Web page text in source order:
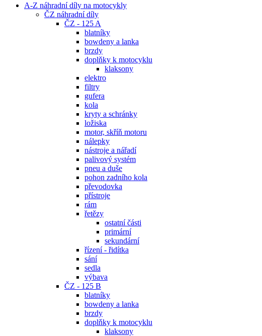
A-Z náhradní díly na motocykly
ČZ náhradní díly
ČZ - 125 A
blatníky
bowdeny a lanka
brzdy
doplňky k motocyklu
klaksony
elektro
filtry
gufera
kola
kryty a schránky
ložiska
motor, skříň motoru
nálepky
nástroje a nářadí
palivový systém
pneu a duše
pohon zadního kola
převodovka
přístroje
rám
řetězy
ostatní části
primární
sekundární
řízení - řidítka
sání
sedla
výbava
ČZ - 125 B
blatníky
bowdeny a lanka
brzdy
doplňky k motocyklu
klaksony